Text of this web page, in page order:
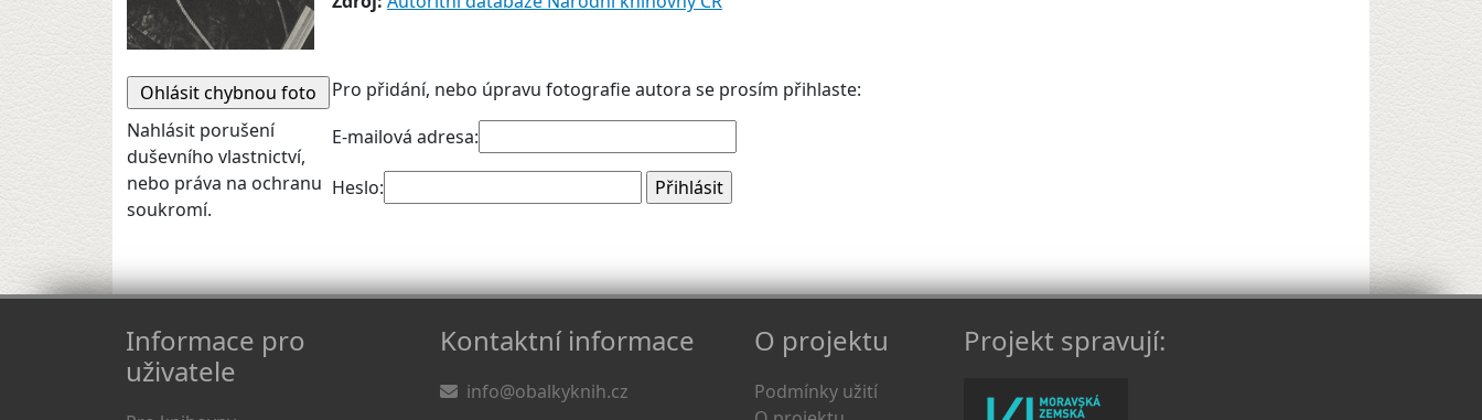
Nahlásit porušení
duševního vlastnictví,
nebo práva na ochranu
soukromí.
Pro přidání, nebo úpravu fotografie autora se prosím přihlaste:
E-mailová adresa:
Heslo:
Informace pro
uživatele
Kontaktní informace
info@obalkyknih.cz
O projektu
Podmínky užití
Projekt spravují: